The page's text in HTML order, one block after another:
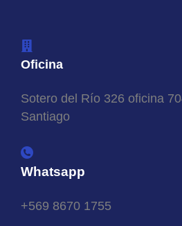
Oficina
Sotero del Río 326 oficina
Santiago
Whatsapp
+569 8670 1755